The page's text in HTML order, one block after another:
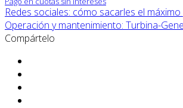
Redes sociales: cómo sacarles el
Operación y mantenimiento: Turbina-
Compártelo